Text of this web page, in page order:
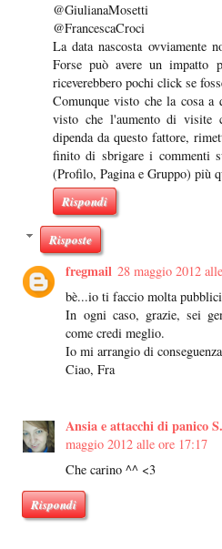
@GiulianaMosetti
@FrancescaCroci
La data nascosta ovviamente
Forse può avere un impatto
riceverebbero pochi click se
Comunque visto che la cosa
visto che l'aumento di visite
dipenda da questo fattore,
finito di sbrigare i commenti
(Profilo, Pagina e Gruppo) più
Rispondi
Risposte
fregmail 28 maggio 2012
bè...io ti faccio molta
In ogni caso, grazie, sei
come credi meglio.
Io mi arrangio di
Ciao, Fra
Ansia e attacchi di panico
maggio 2012 alle ore 17:17
Che carino ^^ <3
Rispondi